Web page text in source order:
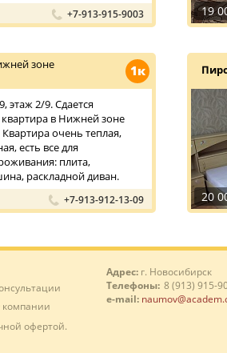
+7-913-915-9003 19
1к
зоне
этаж 2/9. Сдается
в Нижней зоне
очень теплая,
есть все для
плита,
раскладной диван.
+7-913-912-13-09 20
офертой.
Адрес: г. Новосибирск
Телефоны: 8 (913) 915-
e-mail: